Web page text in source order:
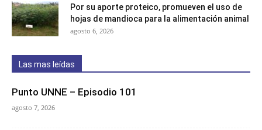
Por su aporte proteico, promueven el uso de
hojas de mandioca para la alimentación animal
agosto 6, 2026
Las mas leídas
Punto UNNE – Episodio 101
agosto 7, 2026